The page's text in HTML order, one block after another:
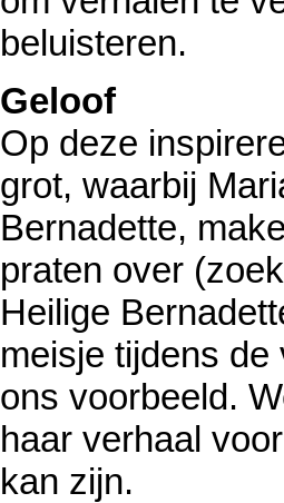
beluisteren.
Geloof
Op deze
grot, waarbij
Bernadette,
praten over
Heilige
meisje tijdens
ons voorbeeld.
haar verhaal
kan zijn.